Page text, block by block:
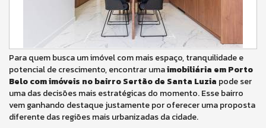
Para quem busca um imóvel com mais espaço, tranquilidade e
potencial de crescimento, encontrar umaimobiliária em Porto
Belo com imóveis no bairro Sertão de Santa Luzia pode ser
uma das decisões mais estratégicas do momento. Esse bairro
vem ganhando destaque justamente por oferecer uma proposta
diferente das regiões mais urbanizadas da cidade.